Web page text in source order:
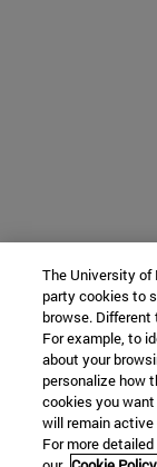
The University of
party cookies to
browse.
For example, to
about your
personalize how
cookies you
will remain
For more